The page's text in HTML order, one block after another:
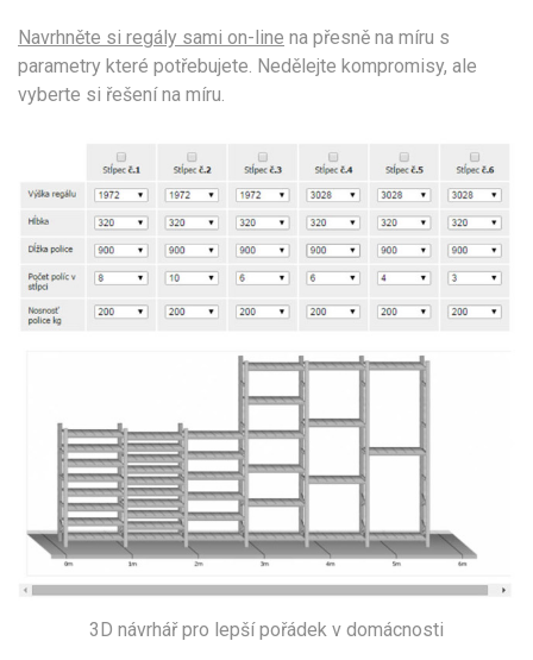
Navrhněte si regály sami on-line na přesně na míru s
parametry které potřebujete. Nedělejte kompromisy, ale
vyberte si řešení na míru.
3D návrhář pro lepší pořádek v domácnosti